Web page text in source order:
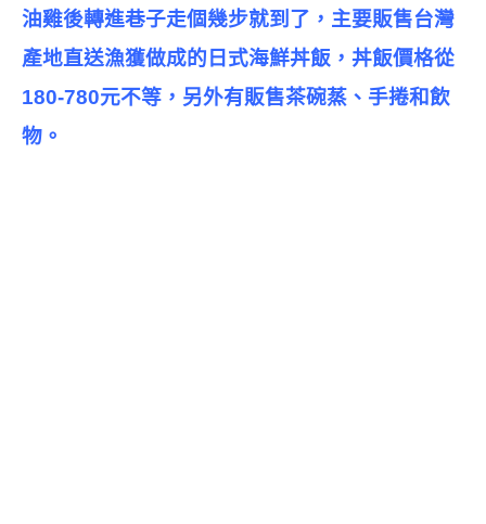
油雞後轉進巷子走個幾步就到了，主要販售台灣
產地直送漁獲做成的日式海鮮丼飯，丼飯價格從
180-780元不等，另外有販售茶碗蒸、手捲和飲
物。